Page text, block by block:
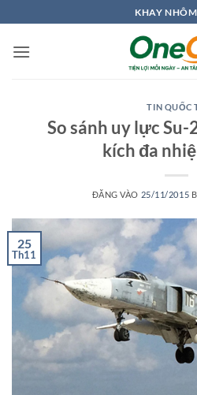
qua
nội
KHAY
TIN QUỐC
So sánh uy lực Su-
kích đa
ĐĂNG VÀO 25/11/2015
25
Th11